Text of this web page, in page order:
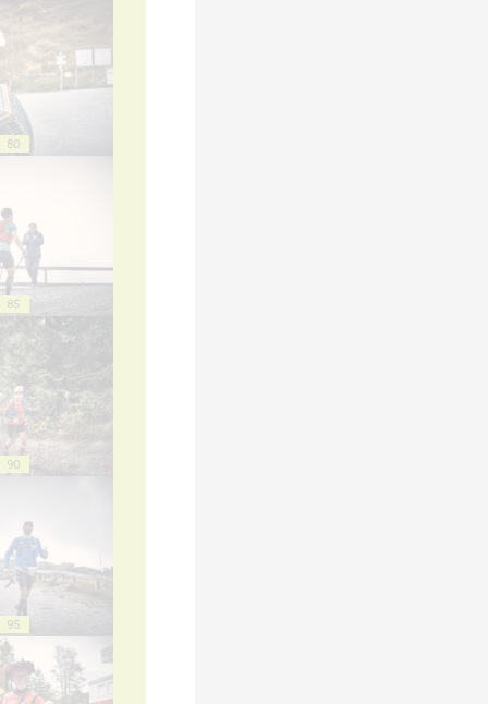
80
85
90
95